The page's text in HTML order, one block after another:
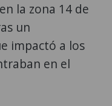
la zona 14 de
un
impactó a los
en el